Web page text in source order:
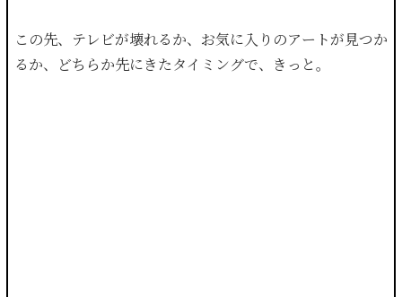
この先、テレビが壊れるか、お気に入りのアートが見つか
るか、どちらか先にきたタイミングで、きっと。